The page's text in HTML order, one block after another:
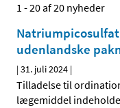
1 - 20 af 20 nyheder
udenlandske
|31. juli 2024 |
Tilladelse til
lægemiddel